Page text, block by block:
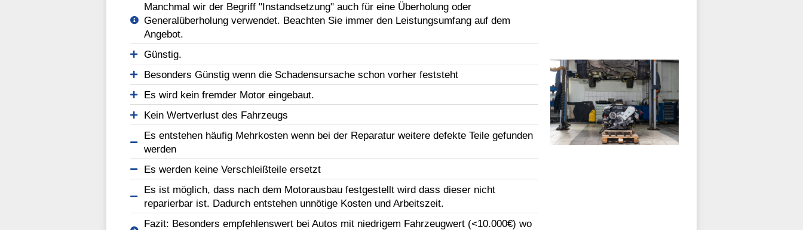
Manchmal wir der Begriff "Instandsetzung" auch für eine Überholung oder
Generalüberholung verwendet. Beachten Sie immer den Leistungsumfang auf dem
Angebot.
Günstig.
Besonders Günstig wenn die Schadensursache schon vorher feststeht
Es wird kein fremder Motor eingebaut.
Kein Wertverlust des Fahrzeugs
Es entstehen häufig Mehrkosten wenn bei der Reparatur weitere defekte Teile gefunden
werden
Es werden keine Verschleißteile ersetzt
Es ist möglich, dass nach dem Motorausbau festgestellt wird dass dieser nicht
reparierbar ist. Dadurch entstehen unnötige Kosten und Arbeitszeit.
Fazit: Besonders empfehlenswert bei Autos mit niedrigem Fahrzeugwert (<10.000€) wo